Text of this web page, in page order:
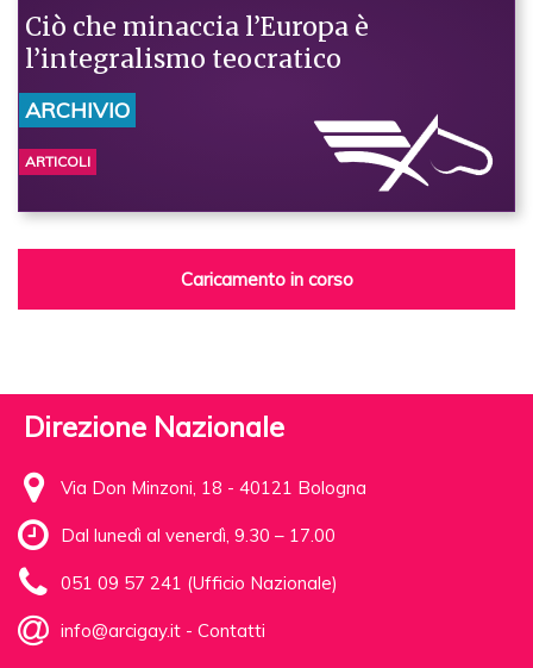
Ciò che minaccia l’Europa è
l’integralismo teocratico
ARCHIVIO
ARTICOLI
Caricamento in corso
Direzione Nazionale
Via Don Minzoni, 18 - 40121 Bologna
Dal lunedì al venerdì, 9.30 – 17.00
051 09 57 241 (Ufficio Nazionale)
info@arcigay.it - Contatti